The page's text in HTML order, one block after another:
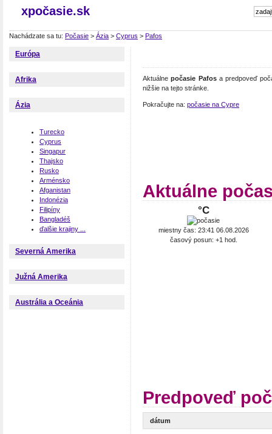
xpočasie.sk
Nachádzate sa tu: Počasie > Ázia > Cyprus > Pafos
Európa
Afrika
Ázia
Turecko
Cyprus
Singapur
Thajsko
Rusko
Arménsko
Afganistan
Indonézia
Filipíny
Bangladéš
ďalšie krajiny ...
Severná Amerika
Južná Amerika
Austrália a Oceánia
Aktuálnepočasie Pafosa predpoveď
nižšie na tejto stránke.
Pokračujte na: počasie na Cypre
Aktuálne
°C
miestny čas: 23:41 06.08.2026
časový posun: +1 hod.
Predpoveď
dátum